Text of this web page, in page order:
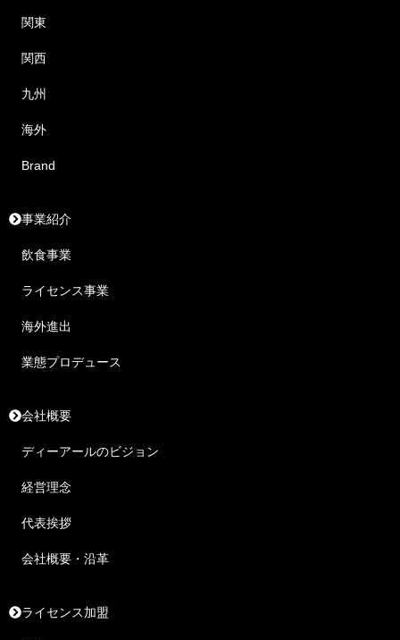
関東
関西
九州
海外
Brand
事業紹介
飲食事業
ライセンス事業
海外進出
業態プロデュース
会社概要
ディーアールのビジョン
経営理念
代表挨拶
会社概要・沿革
ライセンス加盟